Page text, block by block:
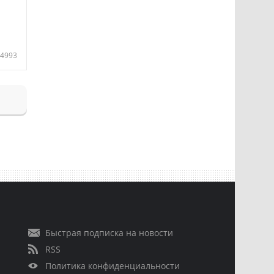
4993
Быстрая подписка на новости
RSS
Политика конфиденциальности